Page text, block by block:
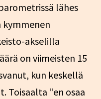
lähes
kymmenen
akselilla
on viimeisten 15
kun keskellä
Toisaalta ”en osaa